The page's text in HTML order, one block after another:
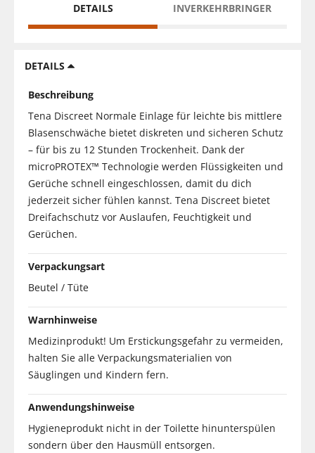
DETAILS INVERKEHRBRINGER
DETAILS
Beschreibung
Tena Discreet Normale Einlage für leichte bis mittlere
Blasenschwäche bietet diskreten und sicheren Schutz
– für bis zu 12 Stunden Trockenheit. Dank der
microPROTEX™ Technologie werden Flüssigkeiten und
Gerüche schnell eingeschlossen, damit du dich
jederzeit sicher fühlen kannst. Tena Discreet bietet
Dreifachschutz vor Auslaufen, Feuchtigkeit und
Gerüchen.
Verpackungsart
Beutel / Tüte
Warnhinweise
Medizinprodukt! Um Erstickungsgefahr zu vermeiden,
halten Sie alle Verpackungsmaterialien von
Säuglingen und Kindern fern.
Anwendungshinweise
Hygieneprodukt nicht in der Toilette hinunterspülen
sondern über den Hausmüll entsorgen.